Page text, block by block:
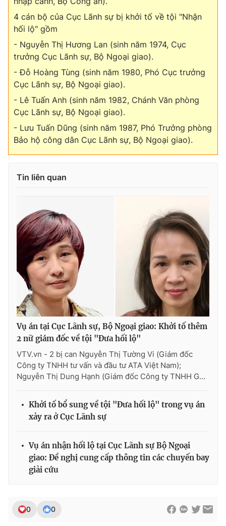
Ðiện thoại Thời báo VTV: 024.66 897 897
Email:toasoan@vtv.vn
Liên hệ quảng cáo:
® Cấm sao chép dưới mọi hình thức nếu không có sự chấp
4 cán bộ của Cục Lãnh sự bị khởi tố về tội "Nhận
hối lộ" gồm
- Nguyễn Thị Hương Lan (sinh năm 1974, Cục
trưởng Cục Lãnh sự, Bộ Ngoại giao).
- Đỗ Hoàng Tùng (sinh năm 1980, Phó Cục trưởng
Cục Lãnh sự, Bộ Ngoại giao).
- Lê Tuấn Anh (sinh năm 1982, Chánh Văn phòng
Cục Lãnh sự, Bộ Ngoại giao).
- Lưu Tuấn Dũng (sinh năm 1987, Phó Trưởng phòng
Bảo hộ công dân Cục Lãnh sự, Bộ Ngoại giao).
Tin liên quan
Vụ án tại Cục Lãnh sự, Bộ Ngoại giao: Khởi tố thêm
2 nữ giám đốc về tội "Đưa hối lộ"
VTV.vn - 2 bị can Nguyễn Thị Tường Vi (Giám đốc
Công ty TNHH tư vấn và đầu tư ATA Việt Nam);
Nguyễn Thị Dung Hạnh (Giám đốc Công ty TNHH G...
Khởi tố bổ sung về tội "Đưa hối lộ" trong vụ án
xảy ra ở Cục Lãnh sự
Vụ án nhận hối lộ tại Cục Lãnh sự Bộ Ngoại
giao: Đề nghị cung cấp thông tin các chuyến bay
giải cứu
0 0